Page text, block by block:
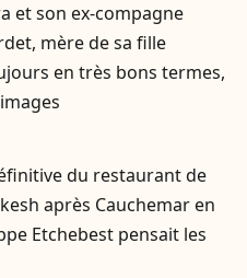
et son ex-compagne
mère de sa fille
en très bons termes,
du restaurant de
après Cauchemar en
Etchebest pensait les